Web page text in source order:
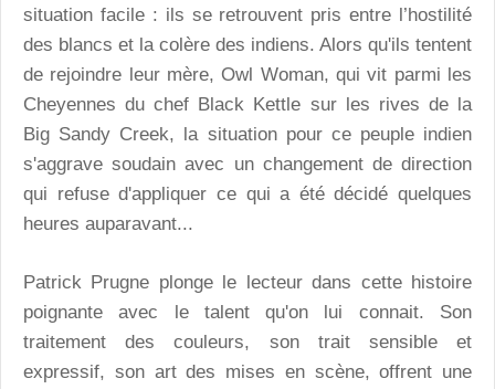
situation facile : ils se retrouvent pris entre l’hostilité
des blancs et la colère des indiens. Alors qu'ils tentent
de rejoindre leur mère, Owl Woman, qui vit parmi les
Cheyennes du chef Black Kettle sur les rives de la
Big Sandy Creek, la situation pour ce peuple indien
s'aggrave soudain avec un changement de direction
qui refuse d'appliquer ce qui a été décidé quelques
heures auparavant...
Patrick Prugne plonge le lecteur dans cette histoire
poignante avec le talent qu'on lui connait. Son
traitement des couleurs, son trait sensible et
expressif, son art des mises en scène, offrent une